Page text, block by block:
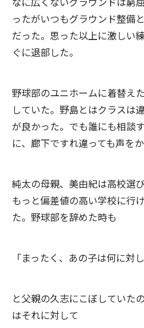
ったがいつもグラウンド整備
だった。思った以上に激しい
ぐに退部した。
野球部のユニホームに着替え
していた。野島とはクラスは
が良かった。でも誰にも相談
に、廊下ですれ違っても声を
純太の母親、美由紀は高校選
もっと偏差値の高い学校に行
た。野球部を辞めた時も
「まったく、あの子は何に対
と父親の久志にこぼしていた
はそれに対して